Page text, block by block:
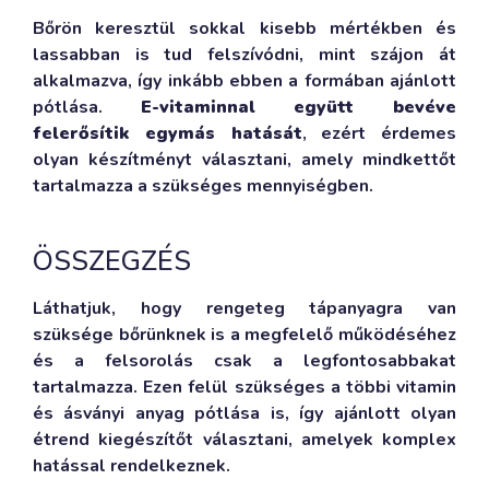
Bőrön keresztül sokkal kisebb mértékben és
lassabban is tud felszívódni, mint szájon át
alkalmazva, így inkább ebben a formában ajánlott
pótlása. E-vitaminnal együtt bevéve
felerősítik egymás hatását, ezért érdemes
olyan készítményt választani, amely mindkettőt
tartalmazza a szükséges mennyiségben.
ÖSSZEGZÉS
Láthatjuk, hogy rengeteg tápanyagra van
szüksége bőrünknek is a megfelelő működéséhez
és a felsorolás csak a legfontosabbakat
tartalmazza. Ezen felül szükséges a többi vitamin
és ásványi anyag pótlása is, így ajánlott olyan
étrend kiegészítőt választani, amelyek komplex
hatással rendelkeznek.